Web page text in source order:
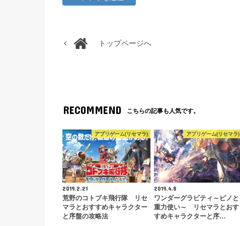
トップページへ
RECOMMEND こちらの記事も人気です。
アプリゲーム(リセマラ)
2019.2.21
荒野のコトブキ飛行隊 リセ
マラとおすすめキャラクター
と序盤の攻略法
アプリゲーム(リセマラ)
2019.4.8
ワンダーグラビティ～ピノと
重力使い～ リセマラとおす
すめキャラクターと序…